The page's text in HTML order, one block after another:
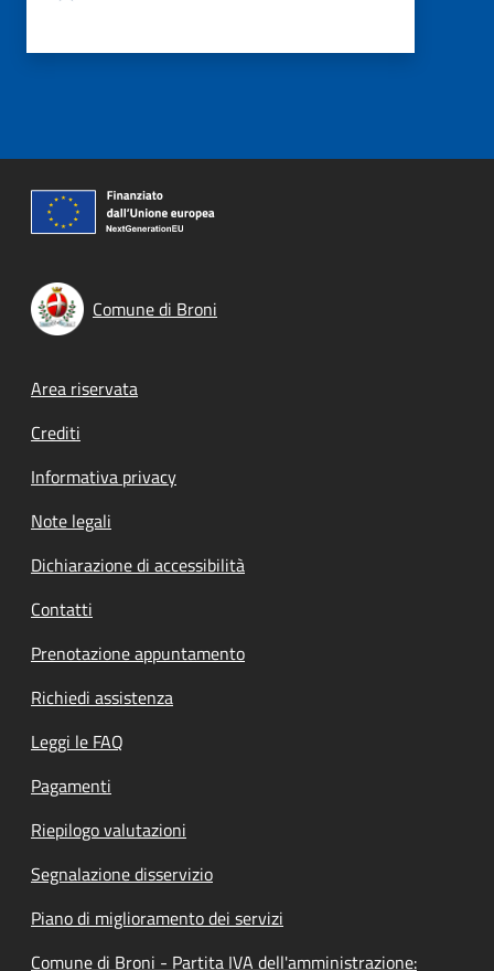
Comune di Broni
Footer menu
Area riservata
Crediti
Informativa privacy
Note legali
Dichiarazione di accessibilità
Contatti
Prenotazione appuntamento
Richiedi assistenza
Leggi le FAQ
Pagamenti
Riepilogo valutazioni
Segnalazione disservizio
Piano di miglioramento dei servizi
Comune di Broni - Partita IVA dell'amministrazione: